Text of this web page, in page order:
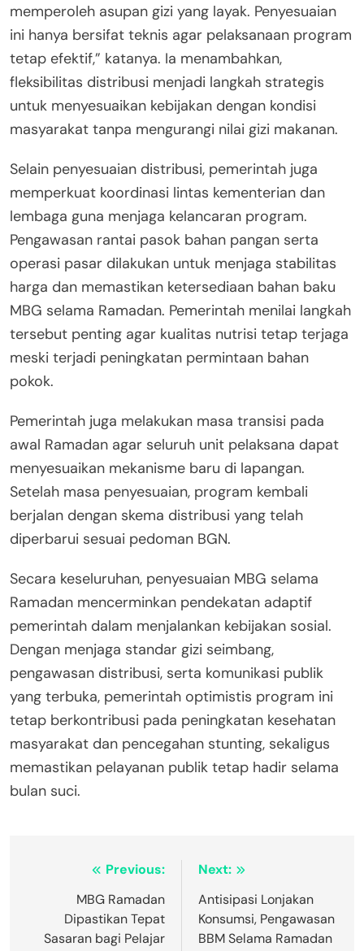
memperoleh asupan gizi yang layak. Penyesuaian
ini hanya bersifat teknis agar pelaksanaan program
tetap efektif,” katanya. Ia menambahkan,
fleksibilitas distribusi menjadi langkah strategis
untuk menyesuaikan kebijakan dengan kondisi
masyarakat tanpa mengurangi nilai gizi makanan.
Selain penyesuaian distribusi, pemerintah juga
memperkuat koordinasi lintas kementerian dan
lembaga guna menjaga kelancaran program.
Pengawasan rantai pasok bahan pangan serta
operasi pasar dilakukan untuk menjaga stabilitas
harga dan memastikan ketersediaan bahan baku
MBG selama Ramadan. Pemerintah menilai langkah
tersebut penting agar kualitas nutrisi tetap terjaga
meski terjadi peningkatan permintaan bahan
pokok.
Pemerintah juga melakukan masa transisi pada
awal Ramadan agar seluruh unit pelaksana dapat
menyesuaikan mekanisme baru di lapangan.
Setelah masa penyesuaian, program kembali
berjalan dengan skema distribusi yang telah
diperbarui sesuai pedoman BGN.
Secara keseluruhan, penyesuaian MBG selama
Ramadan mencerminkan pendekatan adaptif
pemerintah dalam menjalankan kebijakan sosial.
Dengan menjaga standar gizi seimbang,
pengawasan distribusi, serta komunikasi publik
yang terbuka, pemerintah optimistis program ini
tetap berkontribusi pada peningkatan kesehatan
masyarakat dan pencegahan stunting, sekaligus
memastikan pelayanan publik tetap hadir selama
bulan suci.
navigation
Previous:
MBG Ramadan
Dipastikan Tepat
Sasaran bagi Pelajar
Next:
Antisipasi Lonjakan
Konsumsi, Pengawasan
BBM Selama Ramadan